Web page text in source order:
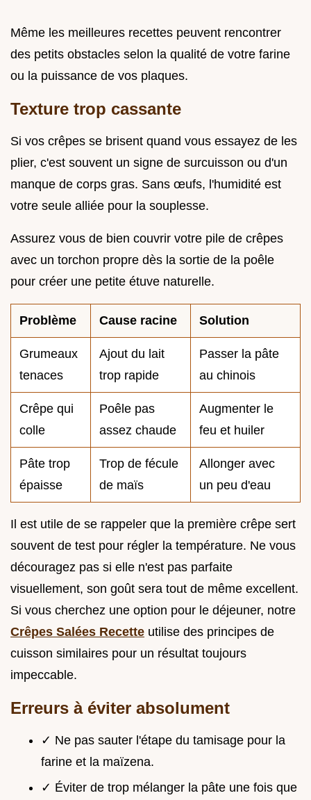
Même les meilleures recettes peuvent rencontrer
des petits obstacles selon la qualité de votre farine
ou la puissance de vos plaques.
Texture trop cassante
Si vos crêpes se brisent quand vous essayez de les
plier, c'est souvent un signe de surcuisson ou d'un
manque de corps gras. Sans œufs, l'humidité est
votre seule alliée pour la souplesse.
Assurez vous de bien couvrir votre pile de crêpes
avec un torchon propre dès la sortie de la poêle
pour créer une petite étuve naturelle.
Problème Cause racine Solution
Grumeaux
tenaces
Ajout du lait
trop rapide
Passer la pâte
au chinois
Crêpe qui
colle
Poêle pas
assez chaude
Augmenter le
feu et huiler
Pâte trop
épaisse
Trop de fécule
de maïs
Allonger avec
un peu d'eau
Il est utile de se rappeler que la première crêpe sert
souvent de test pour régler la température. Ne vous
découragez pas si elle n'est pas parfaite
visuellement, son goût sera tout de même excellent.
Si vous cherchez une option pour le déjeuner, notre
Crêpes Salées Recette utilise des principes de
cuisson similaires pour un résultat toujours
impeccable.
Erreurs à éviter absolument
✓ Ne pas sauter l'étape du tamisage pour la
farine et la maïzena.
✓ Éviter de trop mélanger la pâte une fois que